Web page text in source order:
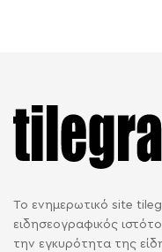
Το ενημερωτικό site
ειδησεογραφικός
την εγκυρότητα της